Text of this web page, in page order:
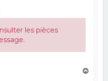
les pièces